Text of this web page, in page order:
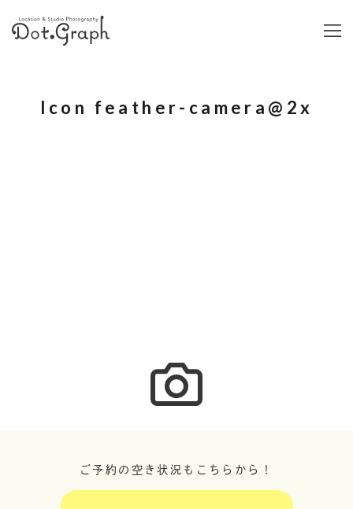
Icon feather-camera@2x
ご予約の空き状況もこちらから！